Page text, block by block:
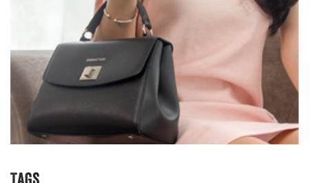
Tags